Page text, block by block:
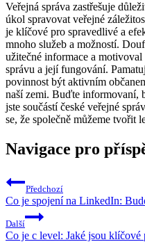
Veřejná správa zastřešuje
úkol spravovat veřejné
je klíčové pro spravedlivé a
mnoho služeb a možností.
užitečné informace a
správu a její fungování.
povinnost být aktivním
naší zemi. Buďte informovaní,
jste součástí české veřejné
se, že společně můžeme tvořit
Navigace pro
Předchozí
Co je spojení na LinkedIn:
Další
Co je c level: Jaké jsou